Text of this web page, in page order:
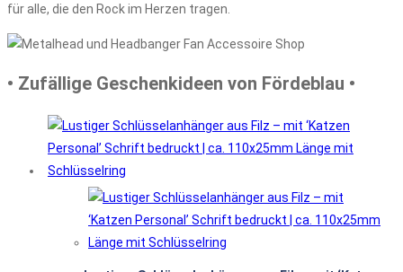
für alle, die den Rock im Herzen tragen.
• Zufällige Geschenkideen von Fördeblau •